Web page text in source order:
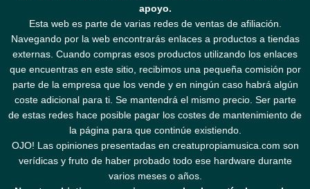
apoyo.
Esta web es parte de varias redes de ventas de afiliación.
Navegando por la web encontrarás enlaces a productos a tiendas
externas. Cuando compras esos productos utilizando los enlaces
que encuentras en este sitio, recibimos una pequeña comisión por
parte de la empresa que los vende y en ningún caso habrá algún
coste adicional para ti. Se mantendrá el mismo precio. Ser parte
de estas redes hace posible pagar los costes de mantenimiento de
la página para que continúe existiendo.
OJO! Las opiniones presentadas en creatupropiamusica.com son
verídicas y fruto de haber probado todo ese hardware durante
varios meses o años.